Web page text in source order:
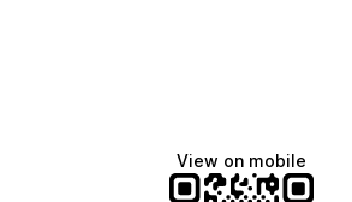
View on mobile